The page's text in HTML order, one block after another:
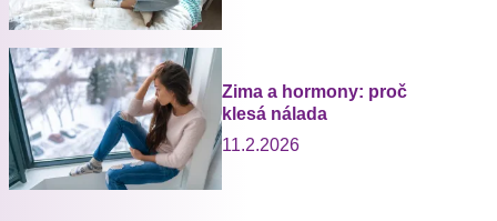
Zima a hormony: proč
klesá nálada
11.2.2026